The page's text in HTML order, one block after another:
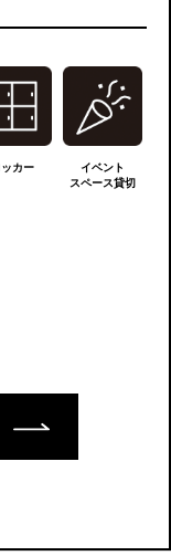
ッカー
イベント
スペース貸切